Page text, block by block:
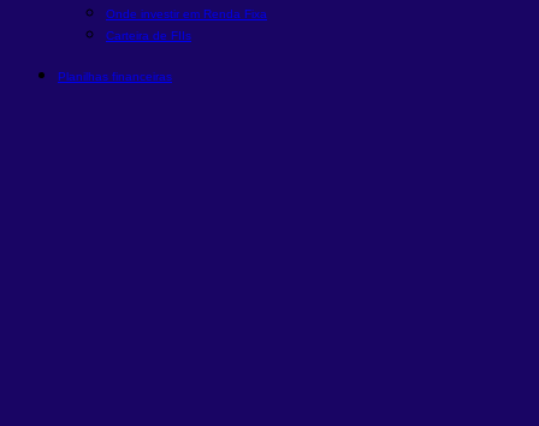
Onde investir em Renda Fixa
Carteira de FIIs
Planilhas financeiras